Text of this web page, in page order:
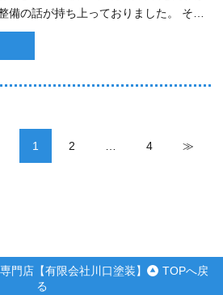
備の話が持ち上っておりました。 その
／･･･
シ
1 2 4 ≫
門店【有限会社川口塗装】
TOPへ戻
る